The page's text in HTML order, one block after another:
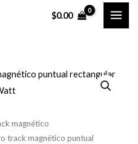
$0.00
magnético
track magnético puntual